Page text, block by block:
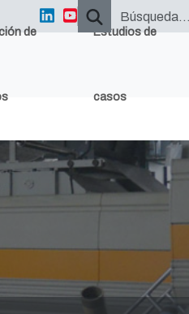
de Estudios de
casos